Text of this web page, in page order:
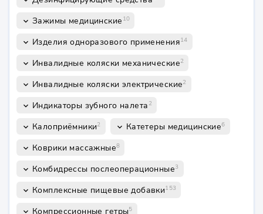
keyboard_arrow_down Зажимы медицинские 10
keyboard_arrow_down Изделия одноразового применения14
keyboard_arrow_down Инвалидные коляски механические2
keyboard_arrow_down Инвалидные коляски электрические2
keyboard_arrow_down Индикаторы зубного налета 2
keyboard_arrow_down Калоприёмники2 keyboard_arrow_down Катетеры медицинские6
keyboard_arrow_down Коврики массажные8
keyboard_arrow_down Комбидрессы послеоперационные3
keyboard_arrow_down Комплексные пищевые добавки153
keyboard_arrow_down Компрессионные гетры5